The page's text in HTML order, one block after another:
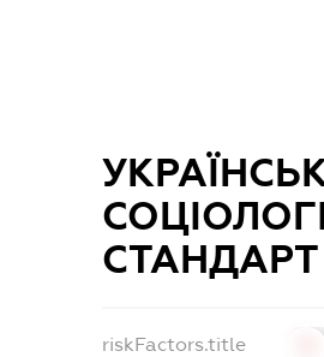
СТАНДАРТ
riskFactors.title